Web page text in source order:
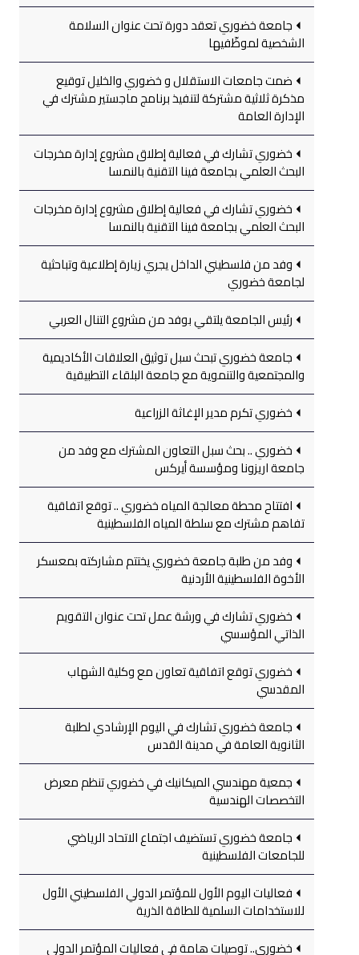
جامعة خضوري تعقد دورة تحت عنوان السلامة
الشخصية لموظّفيها
ضمت جامعات الاستقلال و خضوري والخليل توقيع
مذكرة ثلاثية مشتركة لتنفيذ برنامج ماجستير مشترك في
الإدارة العامة
خضوري تشارك في فعالية إطلاق مشروع إدارة مخرجات
البحث العلمي بجامعة فينا التقنية بالنمسا
خضوري تشارك في فعالية إطلاق مشروع إدارة مخرجات
البحث العلمي بجامعة فينا التقنية بالنمسا
وفد من فلسطيني الداخل يجري زيارة إطلاعية وتباحثية
لجامعة خضوري
رئيس الجامعة يلتقي بوفد من مشروع التنال العربي
جامعة خضوري تبحث سبل توثيق العلاقات الأكاديمية
والمجتمعية والتنموية مع جامعة البلقاء التطبيقية
خضوري تكرم مدير الإغاثة الزراعية
خضوري .. بحث سبل التعاون المشترك مع وفد من
جامعة اريزونا ومؤسسة أيركس
افتتاح محطة معالجة المياه خضوري .. توقع اتفاقية
تفاهم مشترك مع سلطة المياه الفلسطينية
وفد من طلبة جامعة خضوري يختتم مشاركته بمعسكر
الأخوة الفلسطينية الأردنية
خضوري تشارك في ورشة عمل تحت عنوان التقويم
الذاتي المؤسسي
خضوري توقع اتفاقية تعاون مع وكلية الشهاب
المقدسي
جامعة خضوري تشارك في اليوم الإرشادي لطلبة
الثانوية العامة في مدينة القدس
جمعية مهندسي الميكانيك في خضوري تنظم معرض
التخصصات الهندسية
جامعة خضوري تستضيف اجتماع الاتحاد الرياضي
للجامعات الفلسطينية
فعاليات اليوم الأول للمؤتمر الدولي الفلسطيني الأول
للاستخدامات السلمية للطاقة الذرية
خضوري.. توصيات هامة في فعاليات المؤتمر الدولي